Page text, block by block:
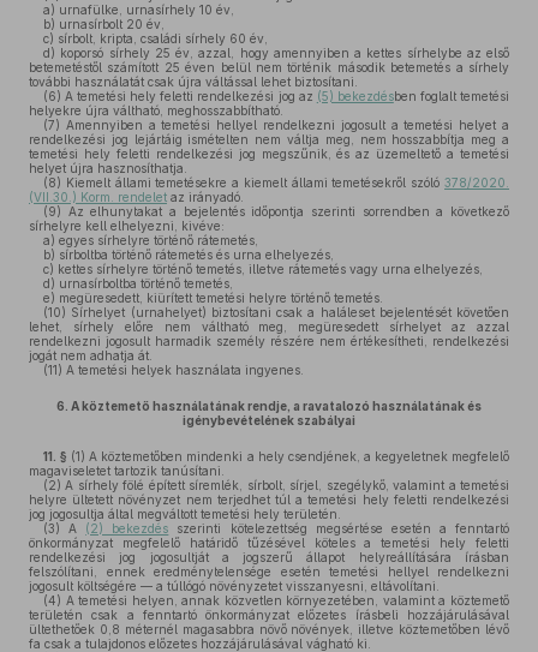
a) urnafülke, urnasírhely 10 év,
b) urnasírbolt 20 év,
c) sírbolt, kripta, családi sírhely 60 év,
d) koporsó sírhely 25 év, azzal, hogy amennyiben a kettes sírhelybe az első
betemetéstől számított 25 éven belül nem történik második betemetés a sírhely
további használatát csak újra váltással lehet biztosítani.
(6) A temetési hely feletti rendelkezési jog az (5) bekezdésben foglalt temetési
helyekre újra váltható, meghosszabbítható.
(7) Amennyiben a temetési hellyel rendelkezni jogosult a temetési helyet a
rendelkezési jog lejártáig ismételten nem váltja meg, nem hosszabbítja meg a
temetési hely feletti rendelkezési jog megszűnik, és az üzemeltető a temetési
helyet újra hasznosíthatja.
(8) Kiemelt állami temetésekre a kiemelt állami temetésekről szóló 378/2020.
(VII.30.) Korm. rendelet az irányadó.
(9) Az elhunytakat a bejelentés időpontja szerinti sorrendben a következő
sírhelyre kell elhelyezni, kivéve:
a) egyes sírhelyre történő rátemetés,
b) sírboltba történő rátemetés és urna elhelyezés,
c) kettes sírhelyre történő temetés, illetve rátemetés vagy urna elhelyezés,
d) urnasírboltba történő temetés,
e) megüresedett, kiürített temetési helyre történő temetés.
(10) Sírhelyet (urnahelyet) biztosítani csak a haláleset bejelentését követően
lehet, sírhely előre nem váltható meg, megüresedett sírhelyet az azzal
rendelkezni jogosult harmadik személy részére nem értékesítheti, rendelkezési
jogát nem adhatja át.
(11) A temetési helyek használata ingyenes.
6. A köztemető használatának rendje, a ravatalozó használatának és
igénybevételének szabályai
11. § (1) A köztemetőben mindenki a hely csendjének, a kegyeletnek megfelelő
magaviseletet tartozik tanúsítani.
(2) A sírhely fölé épített síremlék, sírbolt, sírjel, szegélykő, valamint a temetési
helyre ültetett növényzet nem terjedhet túl a temetési hely feletti rendelkezési
jog jogosultja által megváltott temetési hely területén.
(3) A (2) bekezdés szerinti kötelezettség megsértése esetén a fenntartó
önkormányzat megfelelő határidő tűzésével köteles a temetési hely feletti
rendelkezési jog jogosultját a jogszerű állapot helyreállítására írásban
felszólítani, ennek eredménytelensége esetén temetési hellyel rendelkezni
jogosult költségére — a túllógó növényzetet visszanyesni, eltávolítani.
(4) A temetési helyen, annak közvetlen környezetében, valamint a köztemető
területén csak a fenntartó önkormányzat előzetes írásbeli hozzájárulásával
ültethetőek 0,8 méternél magasabbra növő növények, illetve köztemetőben lévő
fa csak a tulajdonos előzetes hozzájárulásával vágható ki.